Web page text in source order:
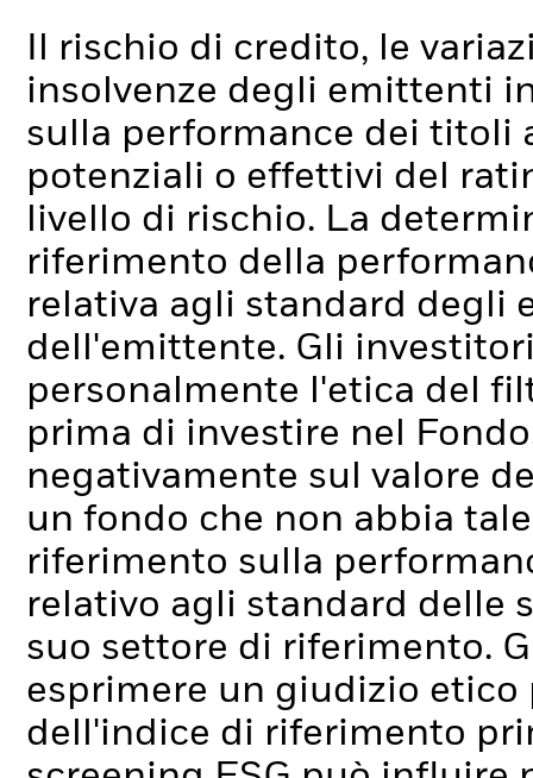
Il rischio di credito, le
insolvenze degli emittenti
sulla performance dei titoli
potenziali o effettivi del
livello di rischio. La
riferimento della
relativa agli standard
dell'emittente. Gli
personalmente l'etica del
prima di investire nel
negativamente sul valore
un fondo che non abbia
riferimento sulla
relativo agli standard delle
suo settore di riferimento.
esprimere un giudizio etico
dell'indice di riferimento